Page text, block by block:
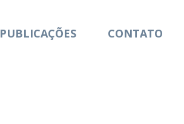
PUBLICAÇÕES CONTATO